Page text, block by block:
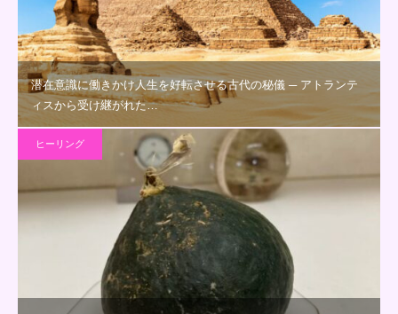
潜在意識に働きかけ人生を好転させる古代の秘儀 ─ アトランテ
ィスから受け継がれた…
ヒーリング